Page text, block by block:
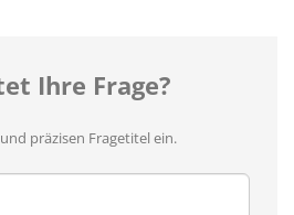
Ihre Frage?
präzisen Fragetitel ein.